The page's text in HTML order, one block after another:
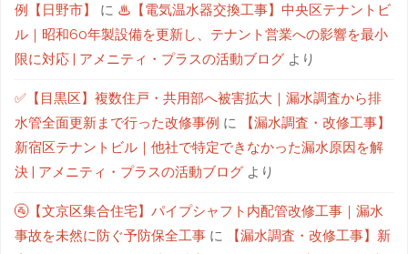
例【日野市】
に ♨【電気温水器交換工事】中央区テナントビ
ル｜昭和60年製設備を更新し、テナント営業への影響を最小
限に対応 | アメニティ・プラスの活動ブログ より
✅【目黒区】複数住戸・共用部へ被害拡大｜漏水調査から排
水管全面更新まで行った改修事例 に
【漏水調査・改修工事】
新宿区テナントビル｜他社で特定できなかった漏水原因を解
決 | アメニティ・プラスの活動ブログ より
🚰【文京区集合住宅】パイプシャフト内配管改修工事｜漏水
事故を未然に防ぐ予防保全工事 に
【漏水調査・改修工事】新